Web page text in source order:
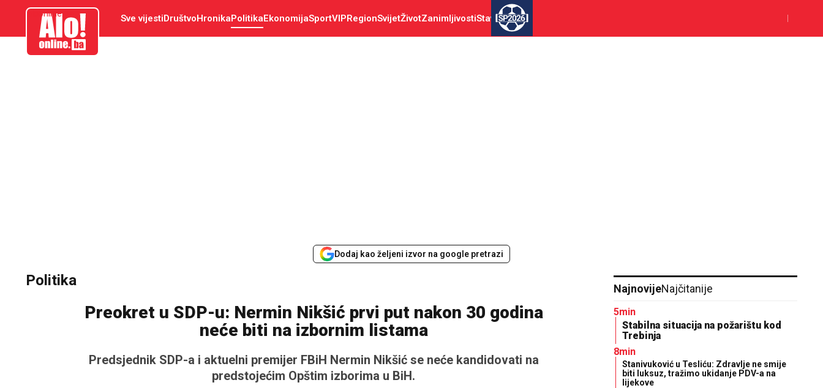
aloonline.ba Sve vijestiDruštvoHronikaPolitikaEkonomijaSportVIPRegionSvijetŽivotZanimljivostiStav SP2026
Dodaj kao željeni izvor na google pretrazi
Politika
Preokret u SDP-u: Nermin Nikšić prvi put nakon 30 godina
neće biti na izbornim listama
Predsjednik SDP-a i aktuelni premijer FBiH Nermin Nikšić se neće kandidovati na
predstojećim Opštim izborima u BiH.
NajnovijeNajčitanije
5min
Stabilna situacija na požarištu kod
Trebinja
8min
Stanivuković u Tesliću: Zdravlje ne smije
biti luksuz, tražimo ukidanje PDV-a na
lijekove